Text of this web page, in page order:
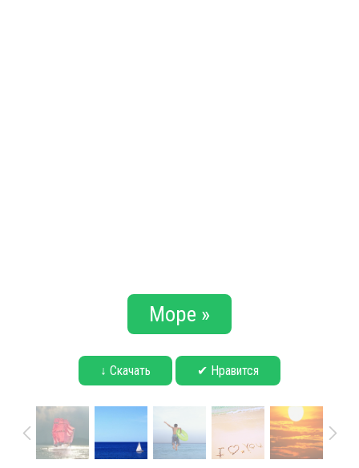
Море »
↓ Скачать ✔ Нравится